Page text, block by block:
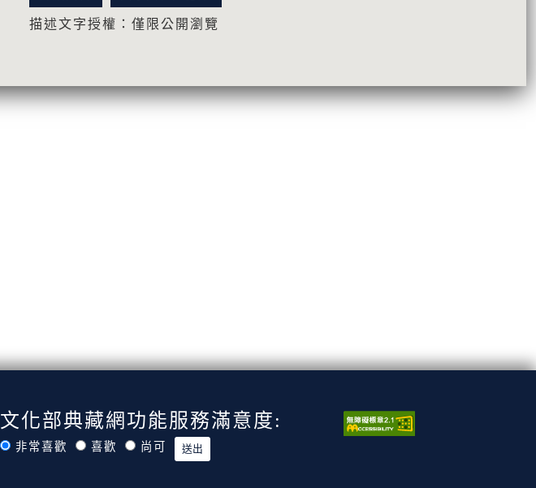
描述文字授權：僅限公開瀏覽
文化部典藏網功能服務滿意度:
非常喜歡 喜歡 尚可